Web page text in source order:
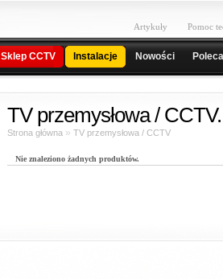
Artykuły Pomoc
Sklep CCTV Instalacje Nowości
TV przemysłowa /
Strona główna » TV przemysłowa / CCTV
Nie znaleziono żadnych produktów.